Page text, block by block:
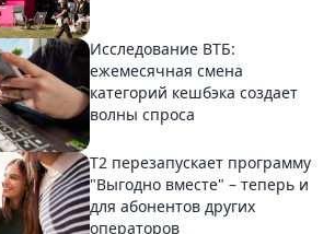
Исследование ВТБ:
ежемесячная смена
категорий кешбэка создает
волны спроса
Т2 перезапускает программу
"Выгодно вместе" – теперь и
для абонентов других
операторов